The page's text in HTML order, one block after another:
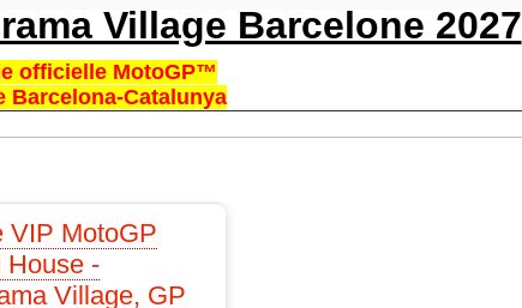
Village Barcelone 2027
officielle MotoGP™
Barcelona-Catalunya
VIP MotoGP
House -
Village, GP